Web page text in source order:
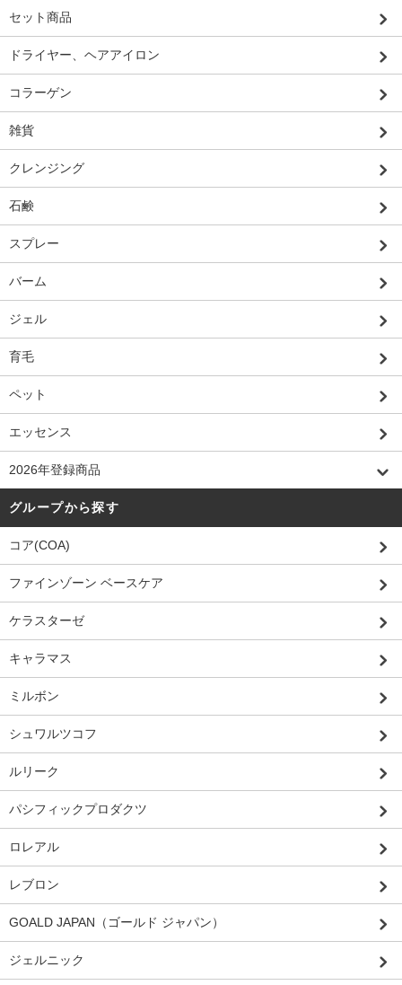
セット商品
ドライヤー、ヘアアイロン
コラーゲン
雑貨
クレンジング
石鹸
スプレー
バーム
ジェル
育毛
ペット
エッセンス
2026年登録商品
グループから探す
コア(COA)
ファインゾーン ベースケア
ケラスターゼ
キャラマス
ミルボン
シュワルツコフ
ルリーク
パシフィックプロダクツ
ロレアル
レブロン
GOALD JAPAN（ゴールド ジャパン）
ジェルニック